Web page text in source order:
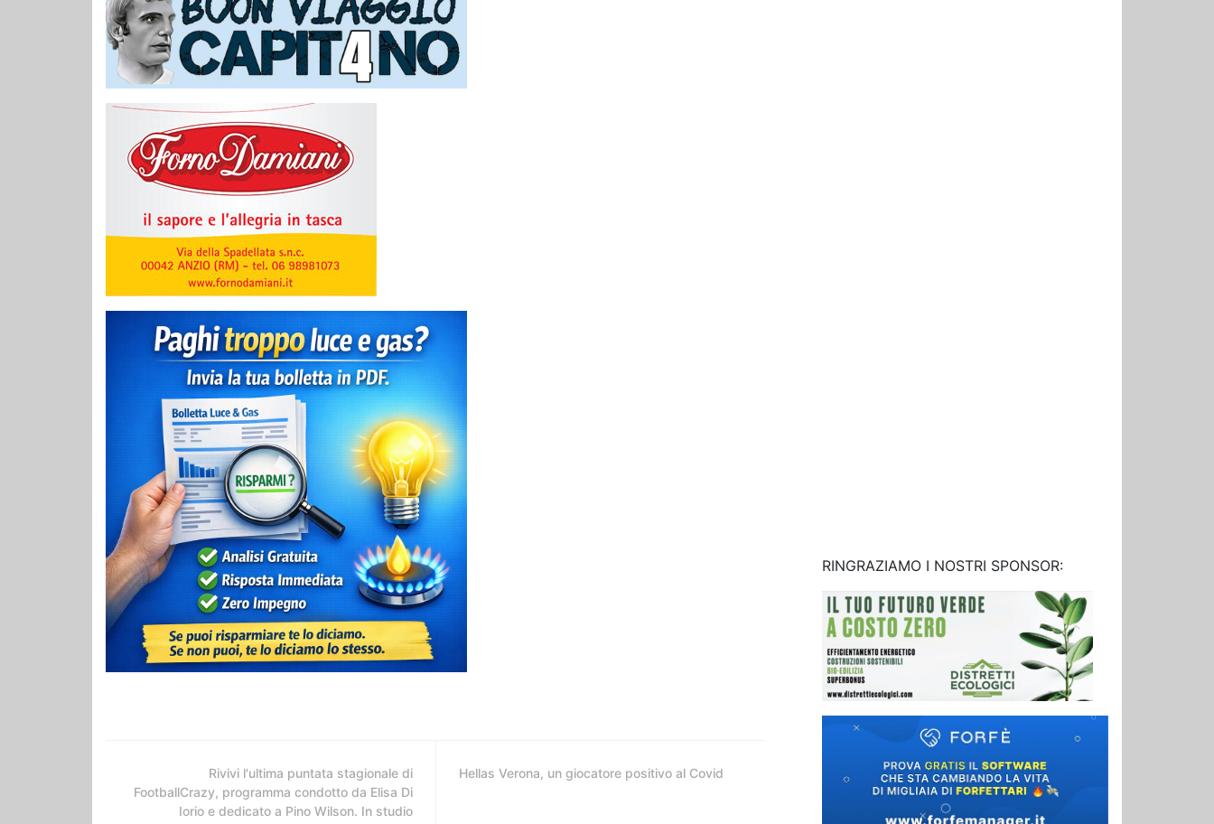
Rivivi l'ultima puntata stagionale di
FootballCrazy, programma condotto da Elisa Di
Iorio e dedicato a Pino Wilson. In studio
Hellas Verona, un giocatore positivo al Covid
RINGRAZIAMO I NOSTRI SPONSOR: